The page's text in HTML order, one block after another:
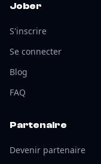
Jober
S'inscrire
Se connecter
Blog
FAQ
Partenaire
Devenir partenaire